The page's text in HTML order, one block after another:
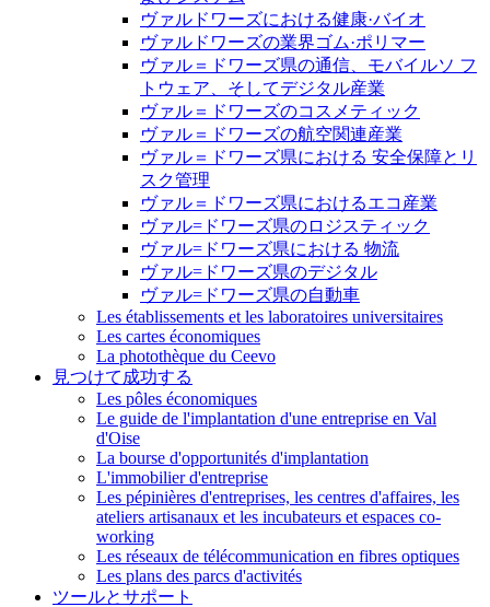
ヴァルドワーズにおける健康·バイオ
ヴァルドワーズの業界ゴム·ポリマー
ヴァル＝ドワーズ県の通信、モバイルソ フ
トウェア、そしてデジタル産業
ヴァル＝ドワーズのコスメティック
ヴァル＝ドワーズの航空関連産業
ヴァル＝ドワーズ県における 安全保障とリ
スク管理
ヴァル＝ドワーズ県におけるエコ産業
ヴァル=ドワーズ県のロジスティック
ヴァル=ドワーズ県における 物流
ヴァル=ドワーズ県のデジタル
ヴァル=ドワーズ県の自動車
Les établissements et les laboratoires universitaires
Les cartes économiques
La photothèque du Ceevo
見つけて成功する
Les pôles économiques
Le guide de l'implantation d'une entreprise en Val
d'Oise
La bourse d'opportunités d'implantation
L'immobilier d'entreprise
Les pépinières d'entreprises, les centres d'affaires, les
ateliers artisanaux et les incubateurs et espaces co-
working
Les réseaux de télécommunication en fibres optiques
Les plans des parcs d'activités
ツールとサポート